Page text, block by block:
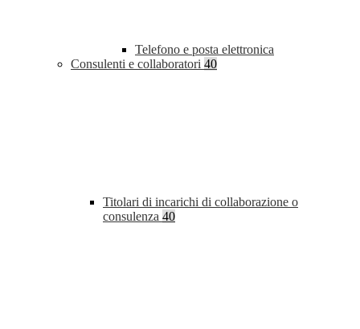
Telefono e posta elettronica
Consulenti e collaboratori 40
Titolari di incarichi di collaborazione o
consulenza 40